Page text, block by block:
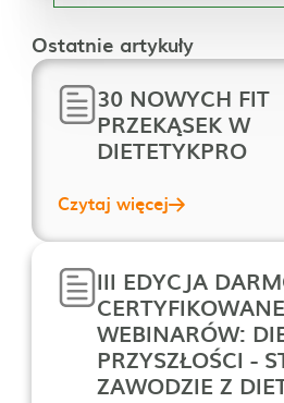
Ostatnie artykuły
30 NOWYCH FIT
PRZEKĄSEK W
DIETETYKPRO
Czytaj więcej
III EDYCJA
WEBINARÓW:
PRZYSZŁOŚCI -
ZAWODZIE Z